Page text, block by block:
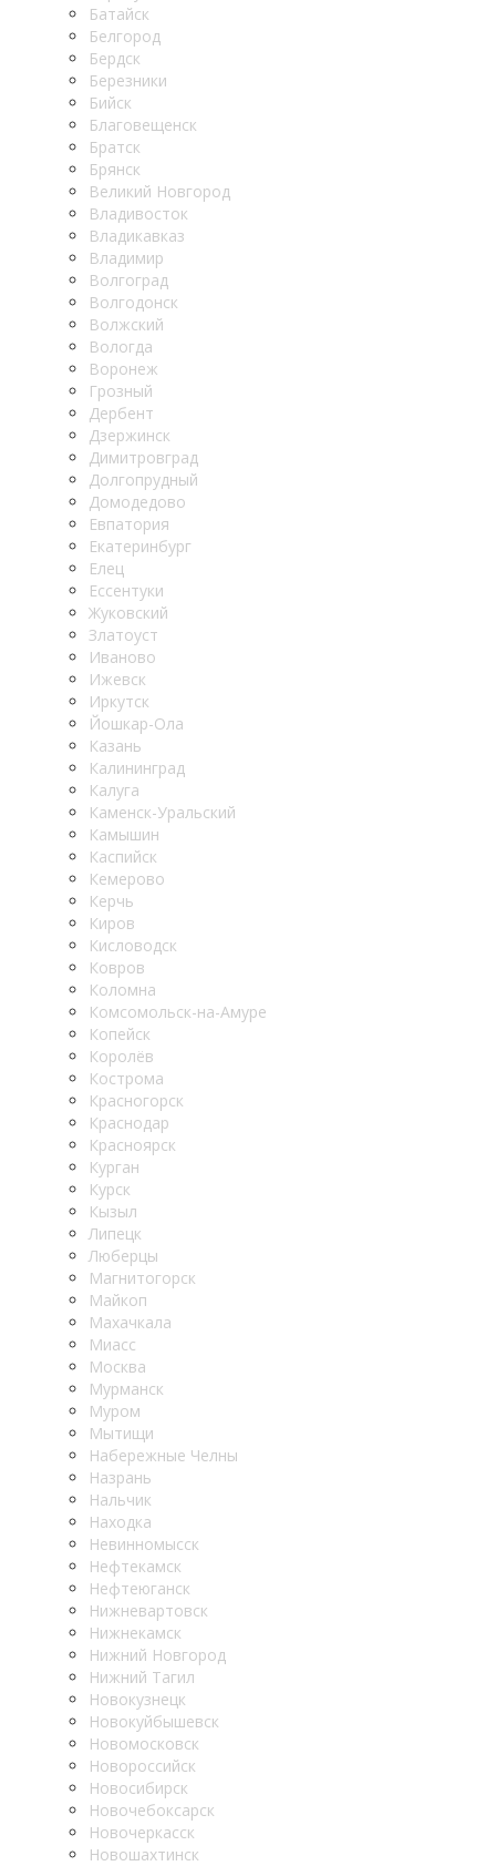
Батайск
Белгород
Бердск
Березники
Бийск
Благовещенск
Братск
Брянск
Великий Новгород
Владивосток
Владикавказ
Владимир
Волгоград
Волгодонск
Волжский
Вологда
Воронеж
Грозный
Дербент
Дзержинск
Димитровград
Долгопрудный
Домодедово
Евпатория
Екатеринбург
Елец
Ессентуки
Жуковский
Златоуст
Иваново
Ижевск
Иркутск
Йошкар-Ола
Казань
Калининград
Калуга
Каменск-Уральский
Камышин
Каспийск
Кемерово
Керчь
Киров
Кисловодск
Ковров
Коломна
Комсомольск-на-Амуре
Копейск
Королёв
Кострома
Красногорск
Краснодар
Красноярск
Курган
Курск
Кызыл
Липецк
Люберцы
Магнитогорск
Майкоп
Махачкала
Миасс
Москва
Мурманск
Муром
Мытищи
Набережные Челны
Назрань
Нальчик
Находка
Невинномысск
Нефтекамск
Нефтеюганск
Нижневартовск
Нижнекамск
Нижний Новгород
Нижний Тагил
Новокузнецк
Новокуйбышевск
Новомосковск
Новороссийск
Новосибирск
Новочебоксарск
Новочеркасск
Новошахтинск